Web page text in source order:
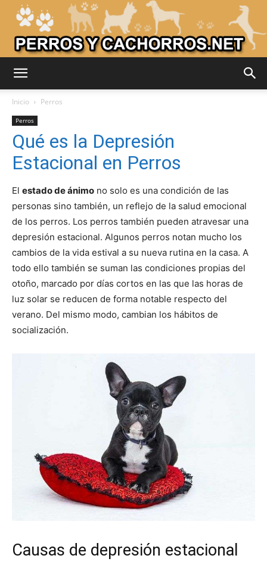
Perros
–
Razas
de
–
Fotos
de
Inicio Perros
Perros
Qué es la Depresión
Estacional en Perros
El estado de ánimo no solo es una condición de las
personas sino también, un reflejo de la salud emocional
de los perros. Los perros también pueden atravesar una
depresión estacional. Algunos perros notan mucho los
cambios de la vida estival a su nueva rutina en la casa. A
todo ello también se suman las condiciones propias del
otoño, marcado por días cortos en las que las horas de
luz solar se reducen de forma notable respecto del
verano. Del mismo modo, cambian los hábitos de
socialización.
Causas de depresión estacional